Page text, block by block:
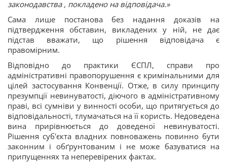
законодавства , покладено на відповідача.»
Сама лише постанова без надання доказів на
підтвердження обставин, викладених у ній, не дає
підстав вважати, що рішення відповідача є
правомірним.
Відповідно до практики ЄСПЛ, справи про
адміністративні правопорушення є кримінальними для
цілей застосування Конвенції. Отже, в силу принципу
презумпції невинуватості, діючого в адміністративному
праві, всі сумніви у винності особи, що притягується до
відповідальності, тлумачаться на її користь. Недоведена
вина прирівнюється до доведеної невинуватості.
Рішення суб'єкта владних повноважень повинно бути
законним і обґрунтованим і не може базуватися на
припущеннях та неперевірених фактах.